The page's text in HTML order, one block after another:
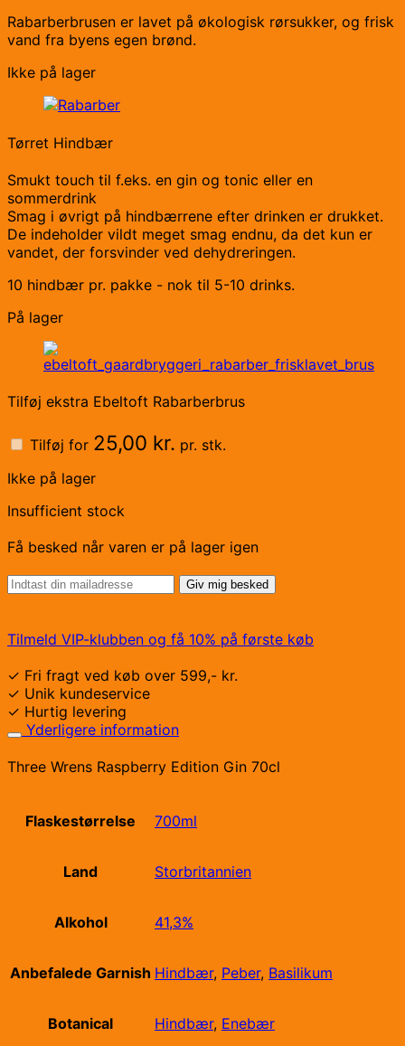
Rabarberbrusen er lavet på økologisk rørsukker, og frisk
vand fra byens egen brønd.
Ikke på lager
Tørret Hindbær
Smukt touch til f.eks. en gin og tonic eller en
sommerdrink
Smag i øvrigt på hindbærrene efter drinken er drukket.
De indeholder vildt meget smag endnu, da det kun er
vandet, der forsvinder ved dehydreringen.
10 hindbær pr. pakke - nok til 5-10 drinks.
På lager
Tilføj ekstra Ebeltoft Rabarberbrus
Tilføj for 25,00 kr. pr. stk.
Ikke på lager
Insufficient stock
Få besked når varen er på lager igen
Giv mig besked
Tilmeld VIP-klubben og få 10% på første køb
✓ Fri fragt ved køb over 599,- kr.
✓ Unik kundeservice
✓ Hurtig levering
Yderligere information
Three Wrens Raspberry Edition Gin 70cl
Flaskestørrelse 700ml
Land Storbritannien
Alkohol 41,3%
Anbefalede Garnish Hindbær, Peber, Basilikum
Botanical Hindbær, Enebær